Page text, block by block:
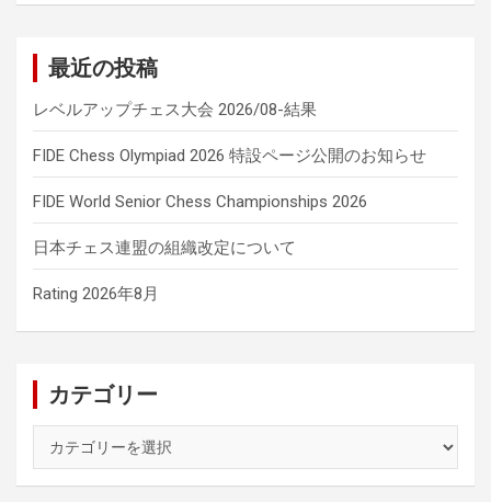
最近の投稿
レベルアップチェス大会 2026/08-結果
FIDE Chess Olympiad 2026 特設ページ公開のお知らせ
FIDE World Senior Chess Championships 2026
日本チェス連盟の組織改定について
Rating 2026年8月
カテゴリー
ゴ